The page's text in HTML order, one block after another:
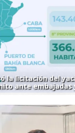
la licitación del
ante embajadas